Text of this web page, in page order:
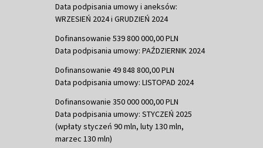
Data podpisania umowy i aneksów:
WRZESIEŃ 2024 i GRUDZIEŃ 2024
Dofinansowanie 539 800 000,00 PLN
Data podpisania umowy: PAŹDZIERNIK 2024
Dofinansowanie 49 848 800,00 PLN
Data podpisania umowy: LISTOPAD 2024
Dofinansowanie 350 000 000,00 PLN
Data podpisania umowy: STYCZEŃ 2025
(wpłaty styczeń 90 mln, luty 130 mln,
marzec 130 mln)